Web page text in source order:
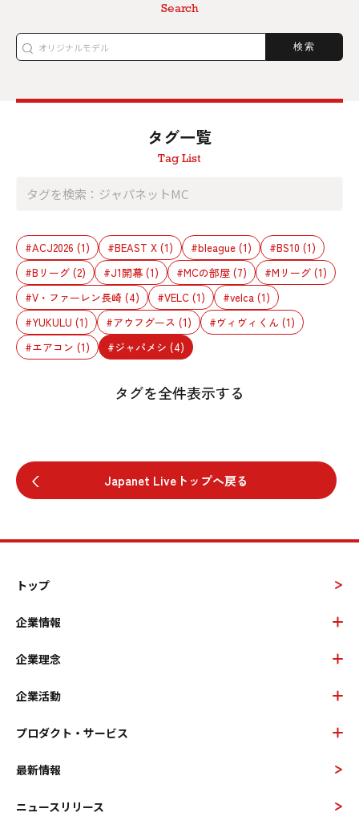
Search
検索
タグ一覧
Tag List
#ACJ2026 (1) #BEAST X (1) #bleague (1) #BS10 (1)
#Bリーグ (2) #J1開幕 (1) #MCの部屋 (7) #Mリーグ (1)
#V・ファーレン長崎 (4) #VELC (1) #velca (1)
#YUKULU (1) #アウフグース (1) #ヴィヴィくん (1)
#エアコン (1) #ジャパメシ (4)
タグを全件表示する
Japanet Liveトップへ戻る
トップ
企業情報
企業理念
企業活動
プロダクト・サービス
最新情報
ニュースリリース